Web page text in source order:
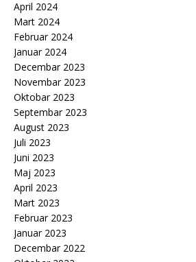
April 2024
Mart 2024
Februar 2024
Januar 2024
Decembar 2023
Novembar 2023
Oktobar 2023
Septembar 2023
August 2023
Juli 2023
Juni 2023
Maj 2023
April 2023
Mart 2023
Februar 2023
Januar 2023
Decembar 2022